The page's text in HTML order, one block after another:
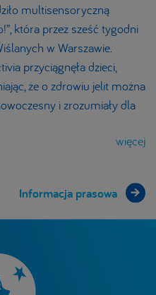
multisensoryczną
która przez sześć tygodni
w Warszawie.
przyciągnęła dzieci,
że o zdrowiu jelit można
i zrozumiały dla
więcej
Informacja prasowa